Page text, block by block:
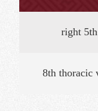
right
8th thoracic